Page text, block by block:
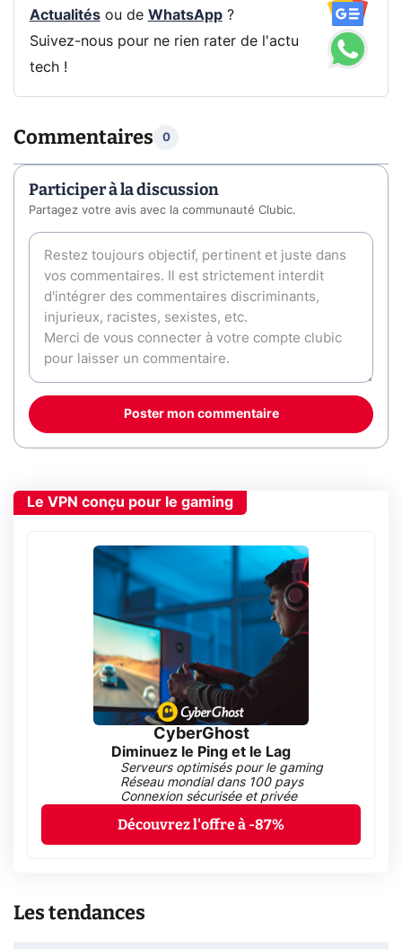
Actualitésou de WhatsApp?
Suivez-nous pour ne rien rater de l'actu
tech !
Commentaires 0
Participer à la discussion
Partagez votre avis avec la communauté Clubic.
Poster mon commentaire
Le VPN conçu pour le gaming
CyberGhost
Diminuez le Ping et le Lag
Serveurs optimisés pour le gaming
Réseau mondial dans 100 pays
Connexion sécurisée et privée
Découvrez l'offre à -87%
Les tendances